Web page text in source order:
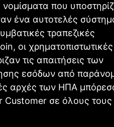
που
ένα αυτοτελές
τραπεζικές
οι χρηματοπιστωτικές
τις απαιτήσεις των
εσόδων από
αρχές των ΗΠΑ
Customer σε όλους